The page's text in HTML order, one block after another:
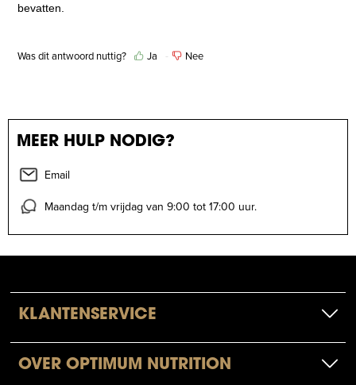
bevatten.
Was dit antwoord nuttig? Ja Nee
MEER HULP NODIG?
Email
Maandag t/m vrijdag van 9:00 tot 17:00 uur.
KLANTENSERVICE
OVER OPTIMUM NUTRITION